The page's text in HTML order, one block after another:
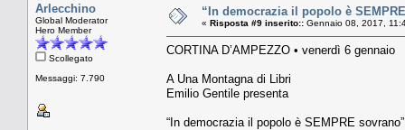
Arlecchino
Global Moderator
Hero Member
Scollegato
Messaggi: 7.790
“In democrazia il popolo è
« Risposta #9 inserito:: Gennaio 08, 2017,
CORTINA D’AMPEZZO • venerdì 6 gennaio
A Una Montagna di Libri
Emilio Gentile presenta
“In democrazia il popolo è SEMPRE